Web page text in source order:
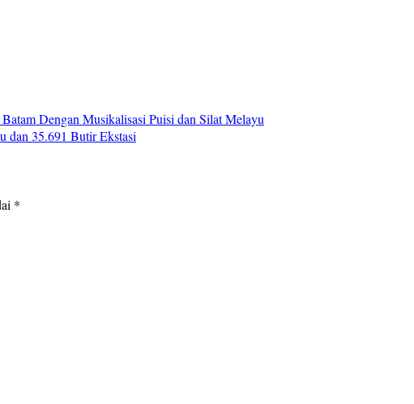
Dengan Musikalisasi Puisi dan Silat Melayu
dan 35.691 Butir Ekstasi
*